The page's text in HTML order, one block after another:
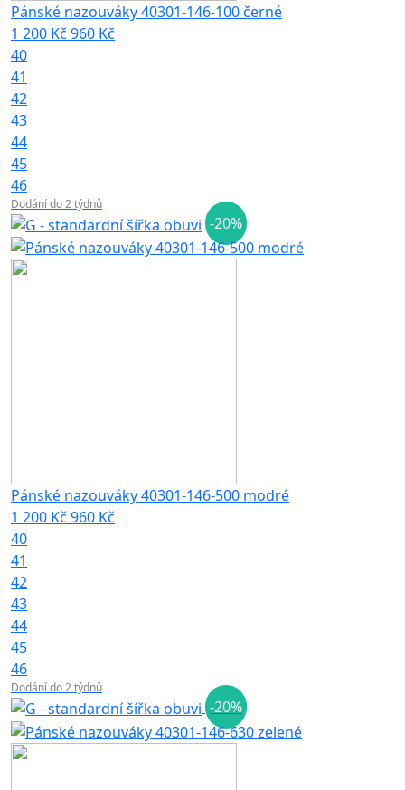
Pánské nazouváky 40301-146-100 černé
1 200 Kč 960 Kč
40
41
42
43
44
45
46
Dodání do 2 týdnů
-20%
Pánské nazouváky 40301-146-500 modré
1 200 Kč 960 Kč
40
41
42
43
44
45
46
Dodání do 2 týdnů
-20%